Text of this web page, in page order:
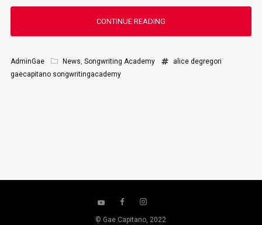
CONTINUE READING
AdminGae News, Songwriting Academy alice degregori
gaecapitano songwritingacademy
© Gae Capitano, 2022